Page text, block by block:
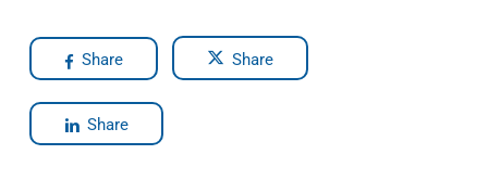
Share Share
Share